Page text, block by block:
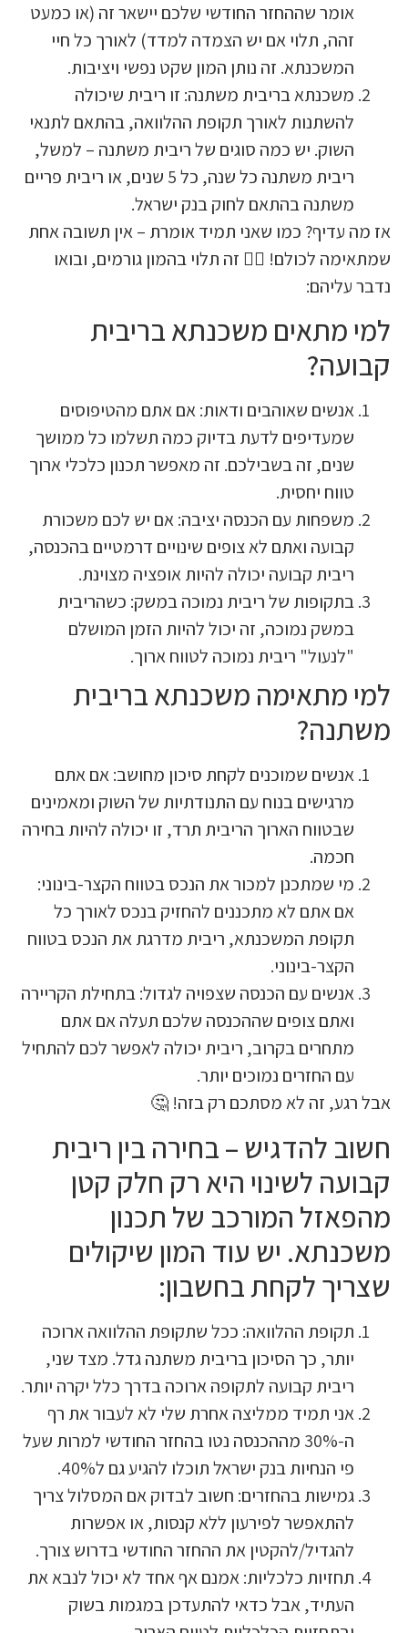
שההחזר החודשי שלכם יישאר זה (או כמעט
תלוי אם יש הצמדה למדד) לאורך כל חיי
זה נותן המון שקט נפשי ויציבות.
בריבית משתנה: זו ריבית שיכולה
לאורך תקופת ההלוואה, בהתאם לתנאי
יש כמה סוגים של ריבית משתנה – למשל,
ריבית משתנה כל שנה, כל 5 שנים, או ריבית פריים
בהתאם לחוק בנק ישראל.
כמו שאני תמיד אומרת – אין תשובה אחת
לכולם! 🤷‍♀️ זה תלוי בהמון גורמים, ובואו
מתאים משכנתא בריבית
שאוהבים ודאות: אם אתם מהטיפוסים
לדעת בדיוק כמה תשלמו כל ממושך
זה בשבילכם. זה מאפשר תכנון כלכלי ארוך
יחסית.
עם הכנסה יציבה: אם יש לכם משכורת
ואתם לא צופים שינויים דרמטיים בהכנסה,
קבועה יכולה להיות אופציה מצוינת.
של ריבית נמוכה במשק: כשהריבית
נמוכה, זה יכול להיות הזמן המושלם
ריבית נמוכה לטווח ארוך.
מתאימה משכנתא בריבית
שמוכנים לקחת סיכון מחושב: אם אתם
בנוח עם התנודתיות של השוק ומאמינים
הארוך הריבית תרד, זו יכולה להיות בחירה
שמתכנן למכור את הנכס בטווח הקצר-בינוני:
אתם לא מתכננים להחזיק בנכס לאורך כל
המשכנתא, ריבית מדרגת את הנכס בטווח
בינוני.
עם הכנסה שצפויה לגדול: בתחילת הקריירה
צופים שההכנסה שלכם תעלה אם אתם
בקרוב, ריבית יכולה לאפשר לכם להתחיל
החזרים נמוכים יותר.
זה לא מסתכם רק בזה! 🤔
להדגיש – בחירה בין ריבית
לשינוי היא רק חלק קטן
המורכב של תכנון
יש עוד המון שיקולים
לקחת בחשבון:
ההלוואה: ככל שתקופת ההלוואה ארוכה
כך הסיכון בריבית משתנה גדל. מצד שני,
קבועה לתקופה ארוכה בדרך כלל יקרה יותר.
תמיד ממליצה אחרת שלי לא לעבור את רף
ה-30% מההכנסה נטו בהחזר החודשי למרות שעל
הנחיות בנק ישראל תוכלו להגיע גם ל40%.
בהחזרים: חשוב לבדוק אם המסלול צריך
לפירעון ללא קנסות, או אפשרות
להקטין את ההחזר החודשי בדרוש צורך.
כלכליות: אמנם אף אחד לא יכול לנבא את
אבל כדאי להתעדכן במגמות בשוק